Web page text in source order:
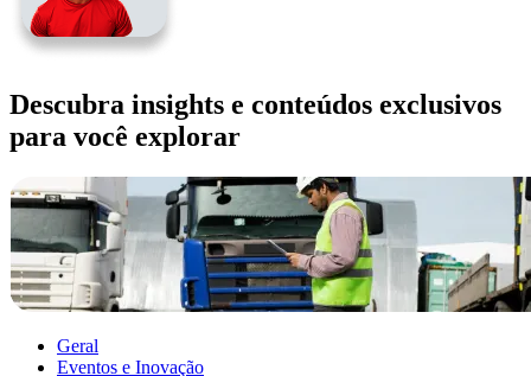
Descubra insights e conteúdos exclusivos
para você explorar
Geral
Eventos e Inovação